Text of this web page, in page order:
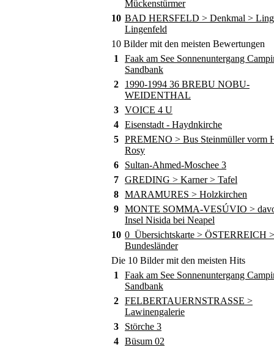
Mückenstürmer
10 BAD HERSFELD > Denkmal >
Lingenfeld
10 Bilder mit den meisten Bewertungen
1
Faak am See Sonnenuntergang
Sandbank
2
1990-1994 36 BREBU NOBU-
WEIDENTHAL
3 VOICE 4 U
4 Eisenstadt - Haydnkirche
5 PREMENO > Bus Steinmüller vorm
Rosy
6
Sultan-Ahmed-Moschee 3
7 GREDING > Karner > Tafel
8 MARAMURES > Holzkirchen
9 MONTE SOMMA-VESÚVIO >
Insel Nisida bei Neapel
10 0_Übersichtskarte > ÖSTERREICH >
Bundesländer
Die 10 Bilder mit den meisten Hits
1
Faak am See Sonnenuntergang
Sandbank
2 FELBERTAUERNSTRASSE >
Lawinengalerie
3
Störche 3
4 Büsum 02